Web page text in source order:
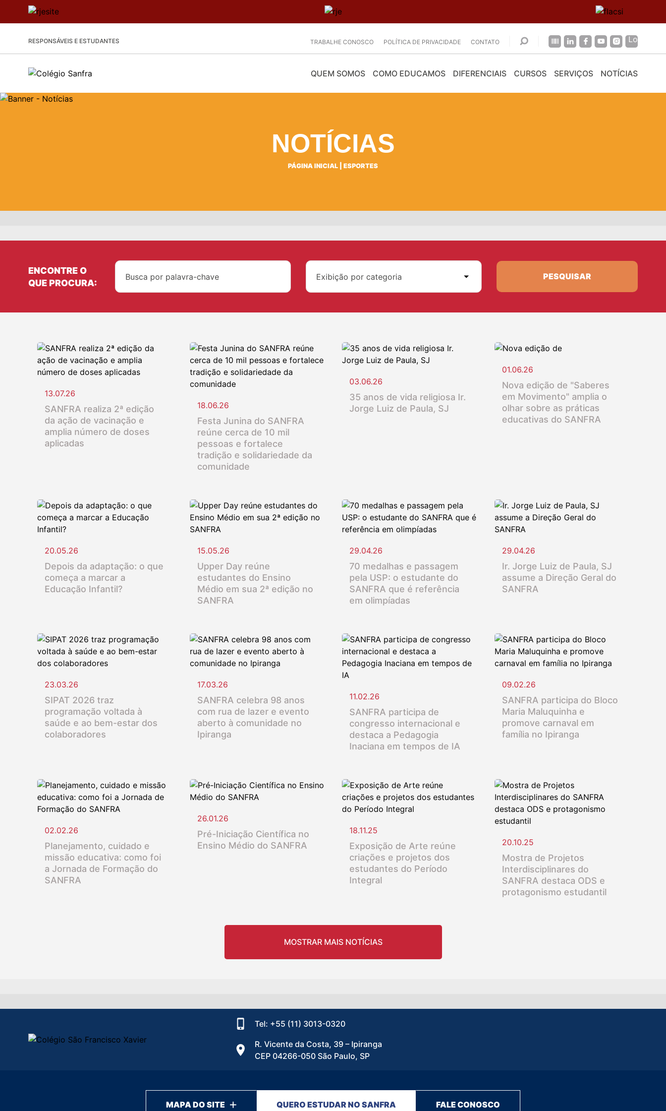
RESPONSÁVEIS E ESTUDANTES TRABALHE CONOSCO POLÍTICA DE PRIVACIDADE CONTATO
QUEM SOMOS COMO EDUCAMOS DIFERENCIAIS CURSOS SERVIÇOS NOTÍCIAS
NOTÍCIAS
PÁGINA INICIAL ESPORTES
ENCONTRE O
QUE PROCURA:
Exibição por categoria PESQUISAR
13.07.26
SANFRA realiza 2ª edição
da ação de vacinação e
amplia número de doses
aplicadas
18.06.26
Festa Junina do SANFRA
reúne cerca de 10 mil
pessoas e fortalece
tradição e solidariedade da
comunidade
03.06.26
35 anos de vida religiosa Ir.
Jorge Luiz de Paula, SJ
01.06.26
Nova edição de "Saberes
em Movimento" amplia o
olhar sobre as práticas
educativas do SANFRA
20.05.26
Depois da adaptação: o que
começa a marcar a
Educação Infantil?
15.05.26
Upper Day reúne
estudantes do Ensino
Médio em sua 2ª edição no
SANFRA
29.04.26
70 medalhas e passagem
pela USP: o estudante do
SANFRA que é referência
em olimpíadas
29.04.26
Ir. Jorge Luiz de Paula, SJ
assume a Direção Geral do
SANFRA
23.03.26
SIPAT 2026 traz
programação voltada à
saúde e ao bem-estar dos
colaboradores
17.03.26
SANFRA celebra 98 anos
com rua de lazer e evento
aberto à comunidade no
Ipiranga
11.02.26
SANFRA participa de
congresso internacional e
destaca a Pedagogia
Inaciana em tempos de IA
09.02.26
SANFRA participa do Bloco
Maria Maluquinha e
promove carnaval em
família no Ipiranga
02.02.26
Planejamento, cuidado e
missão educativa: como foi
a Jornada de Formação do
SANFRA
26.01.26
Pré-Iniciação Científica no
Ensino Médio do SANFRA
18.11.25
Exposição de Arte reúne
criações e projetos dos
estudantes do Período
Integral
20.10.25
Mostra de Projetos
Interdisciplinares do
SANFRA destaca ODS e
protagonismo estudantil
MOSTRAR MAIS NOTÍCIAS
Tel: +55 (11) 3013-0320
R. Vicente da Costa, 39 – Ipiranga
CEP 04266-050 São Paulo, SP
MAPA DO SITE QUERO ESTUDAR NO SANFRA FALE CONOSCO